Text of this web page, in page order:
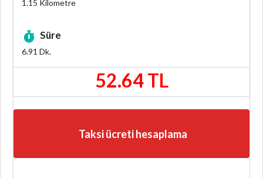
1.15 Kilometre
Süre
6.91 Dk.
52.64 TL
Taksi ücreti hesaplama